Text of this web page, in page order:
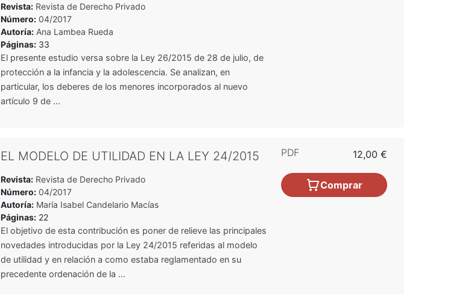
Revista:Revista de Derecho Privado
Número:04/2017
Autoría: Ana Lambea Rueda
Páginas:33
El presente estudio versa sobre la Ley 26/2015 de 28 de julio, de
protección a la infancia y la adolescencia. Se analizan, en
particular, los deberes de los menores incorporados al nuevo
artículo 9 de ...
EL MODELO DE UTILIDAD EN LA LEY 24/2015
Revista:Revista de Derecho Privado
Número:04/2017
Autoría: María Isabel Candelario Macías
Páginas:22
El objetivo de esta contribución es poner de relieve las principales
novedades introducidas por la Ley 24/2015 referidas al modelo
de utilidad y en relación a como estaba reglamentado en su
precedente ordenación de la ...
PDF 12,00 €
Comprar